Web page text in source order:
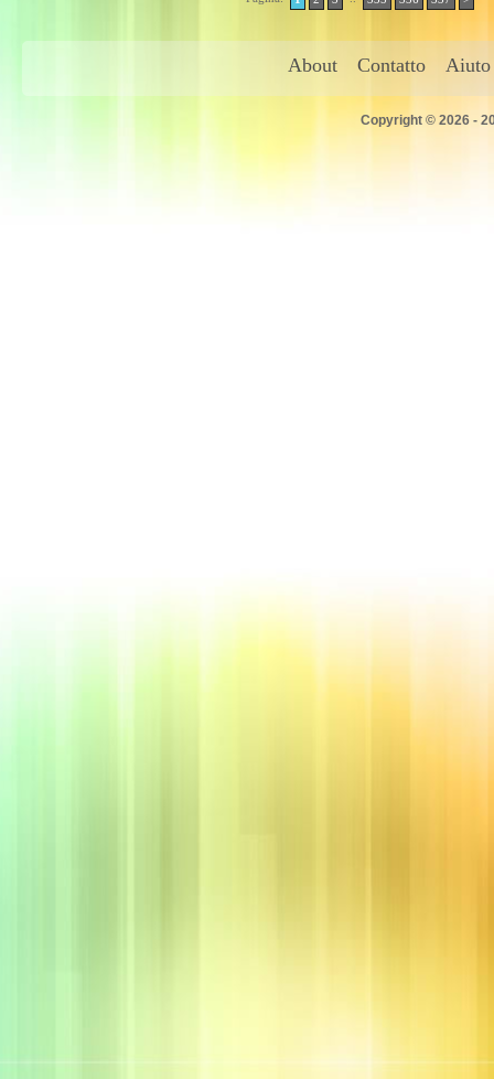
About Contatto Aiuto
Copyright © 2026 -